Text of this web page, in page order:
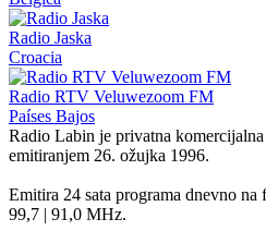
Radio Jaska
Croacia
Radio RTV Veluwezoom FM
Países Bajos
Radio Labin je privatna
emitiranjem 26. ožujka 1996.
Emitira 24 sata programa dnevno na
99,7 | 91,0 MHz.